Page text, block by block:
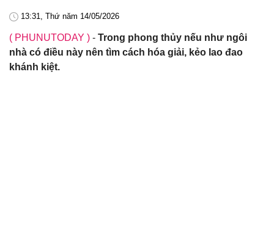
13:31, Thứ năm 14/05/2026
( PHUNUTODAY ) - Trong phong thủy nếu như ngôi
nhà có điều này nên tìm cách hóa giải, kẻo lao đao
khánh kiệt.